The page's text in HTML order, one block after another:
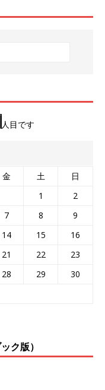
人目です
金 土
日
1
2
7 8
9
14 15
16
21 22
23
28 29
30
ク版）